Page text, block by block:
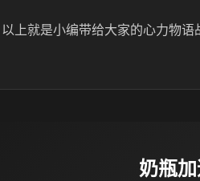
以上就是小编带给大家的心力物语
奶瓶